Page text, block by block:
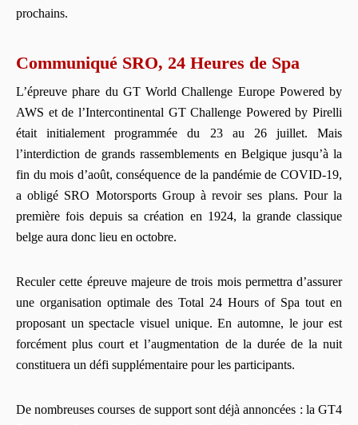
prochains.
Communiqué SRO, 24 Heures de Spa
L’épreuve phare du GT World Challenge Europe Powered by
AWS et de l’Intercontinental GT Challenge Powered by Pirelli
était initialement programmée du 23 au 26 juillet. Mais
l’interdiction de grands rassemblements en Belgique jusqu’à la
fin du mois d’août, conséquence de la pandémie de COVID-19,
a obligé SRO Motorsports Group à revoir ses plans. Pour la
première fois depuis sa création en 1924, la grande classique
belge aura donc lieu en octobre.
Reculer cette épreuve majeure de trois mois permettra d’assurer
une organisation optimale des Total 24 Hours of Spa tout en
proposant un spectacle visuel unique. En automne, le jour est
forcément plus court et l’augmentation de la durée de la nuit
constituera un défi supplémentaire pour les participants.
De nombreuses courses de support sont déjà annoncées : la GT4